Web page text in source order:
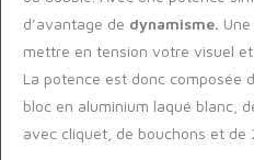
d’avantage de dynamisme.
mettre en tension votre visuel
La potence est donc composée
bloc en aluminium laqué blanc,
avec cliquet, de bouchons et de